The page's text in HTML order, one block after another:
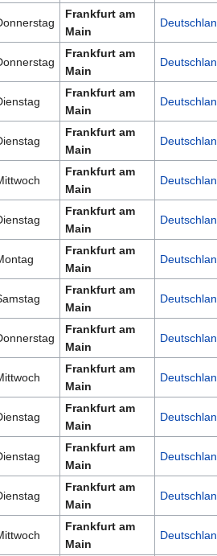
Frankfurt am
Main
Frankfurt am
Main
Frankfurt am
Main
Frankfurt am
Main
Frankfurt am
Main
Frankfurt am
Main
Frankfurt am
Main
Frankfurt am
Main
Frankfurt am
Main
Frankfurt am
Main
Frankfurt am
Main
Frankfurt am
Main
Frankfurt am
Main
Frankfurt am
Main